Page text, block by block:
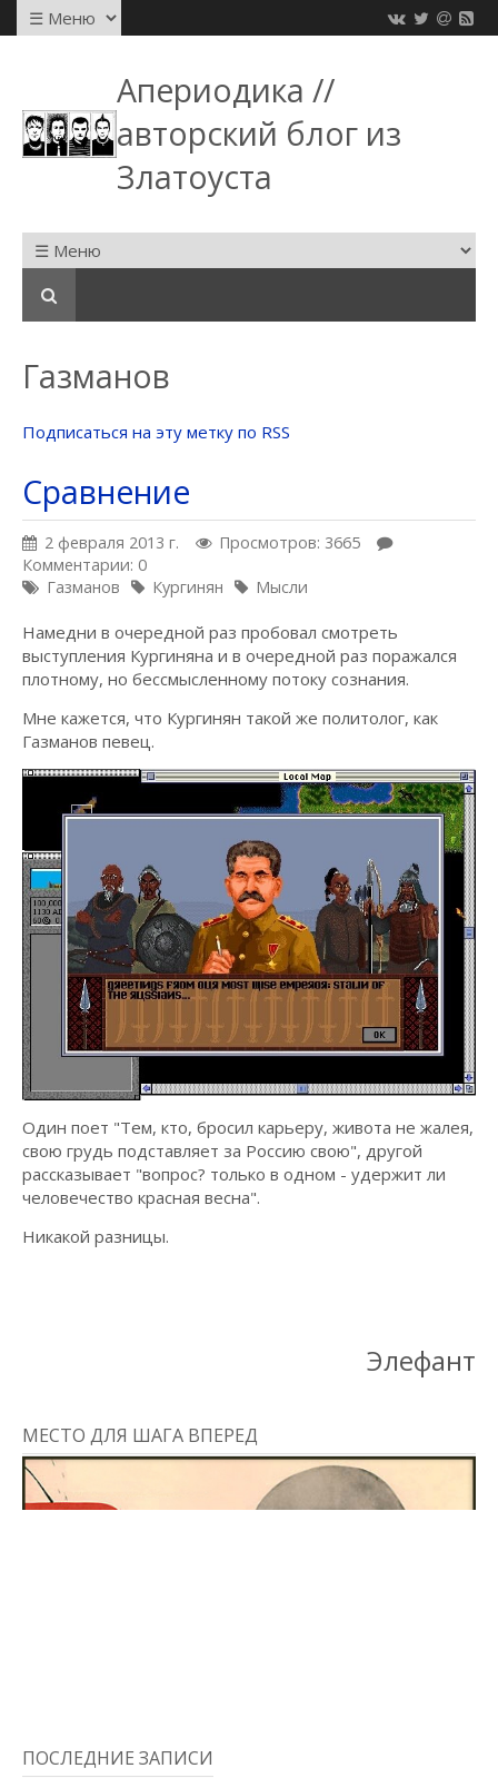
Апериодика //
авторский блог из
Златоуста
Газманов
Подписаться на эту метку по RSS
Сравнение
2 февраля 2013 г.
Просмотров: 3665
Комментарии: 0
Газманов
Кургинян Мысли
Намедни в очередной раз пробовал смотреть
выступления Кургиняна и в очередной раз поражался
плотному, но бессмысленному потоку сознания.
Мне кажется, что Кургинян такой же политолог, как
Газманов певец.
Один поет "Тем, кто, бросил карьеру, живота не жалея,
свою грудь подставляет за Россию свою", другой
рассказывает "вопрос? только в одном - удержит ли
человечество красная весна".
Никакой разницы.
Элефант
МЕСТО ДЛЯ ШАГА ВПЕРЕД
ПОСЛЕДНИЕ ЗАПИСИ